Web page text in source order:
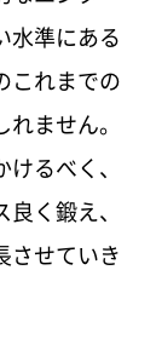
水準にある
これまでの
ません。
るべく、
く鍛え、
させていき